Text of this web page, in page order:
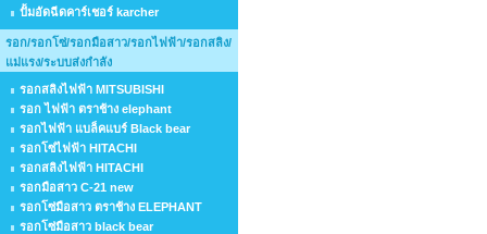
ปั้มอัดฉีดคาร์เชอร์ karcher
รอก/รอกโซ่/รอกมือสาว/รอกไฟฟ้า/รอกสลิง/
แม่แรง/ระบบส่งกำลัง
รอกสลิงไฟฟ้า MITSUBISHI
รอก ไฟฟ้า ตราช้าง elephant
รอกไฟฟ้า แบล็คแบร์ Black bear
รอกโซ่ไฟฟ้า HITACHI
รอกสลิงไฟฟ้า HITACHI
รอกมือสาว C-21 new
รอกโซ่มือสาว ตราช้าง ELEPHANT
รอกโซ่มือสาว black bear